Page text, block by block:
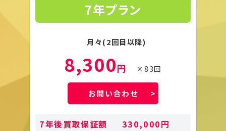
7年プラン
月々(2回目以降)
8,300円 ×83回
お問い合わせ
7年後買取保証額 330,000円